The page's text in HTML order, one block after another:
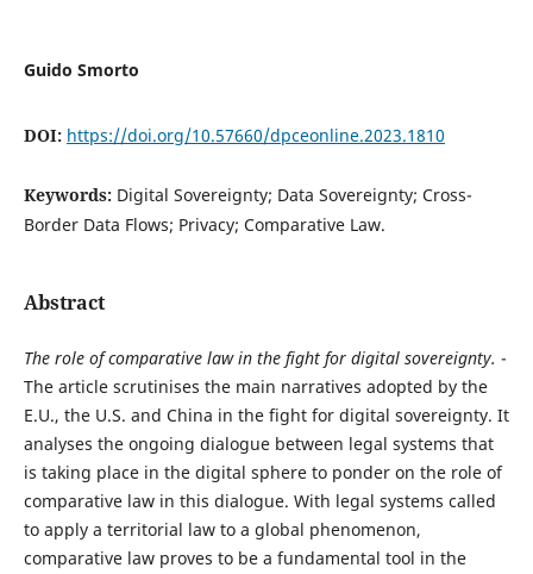
Guido Smorto
DOI: https://doi.org/10.57660/dpceonline.2023.1810
Keywords: Digital Sovereignty; Data Sovereignty; Cross-
Border Data Flows; Privacy; Comparative Law.
Abstract
The role of comparative law in the fight for digital sovereignty. -
The article scrutinises the main narratives adopted by the
E.U., the U.S. and China in the fight for digital sovereignty. It
analyses the ongoing dialogue between legal systems that
is taking place in the digital sphere to ponder on the role of
comparative law in this dialogue. With legal systems called
to apply a territorial law to a global phenomenon,
comparative law proves to be a fundamental tool in the